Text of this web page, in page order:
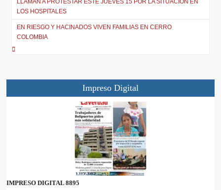
LOS HOSPITALES
EN RIESGO Y HACINADOS VIVEN FAMILIAS EN CERRO
COLOMBIA
Impreso Digital
IMPRESO DIGITAL 8895